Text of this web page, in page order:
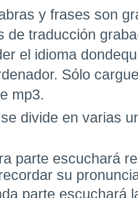
y frases son
de traducción
el idioma
Sólo
mp3.
divide en varias
parte escuchará
su
parte escuchará